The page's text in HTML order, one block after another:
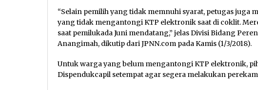
“Selain pemilih yang tidak memnuhi syarat, petugas juga
yang tidak mengantongi KTP elektronik saat di coklit.
saat pemilukada Juni mendatang,” jelas Divisi Bidang
Anangimah, dikutip dari JPNN.com pada Kamis (1/3/2018).
Untuk warga yang belum mengantongi KTP elektronik,
Dispendukcapil setempat agar segera melakukan